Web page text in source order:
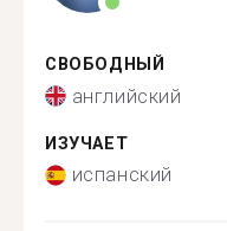
СВОБОДНЫЙ
английский
ИЗУЧАЕТ
испанский